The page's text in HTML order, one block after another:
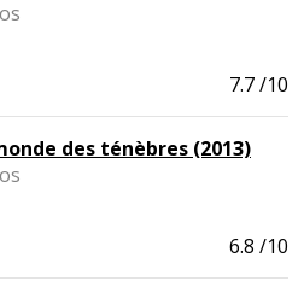
7.7/10
des ténèbres (2013)
6.8 /10